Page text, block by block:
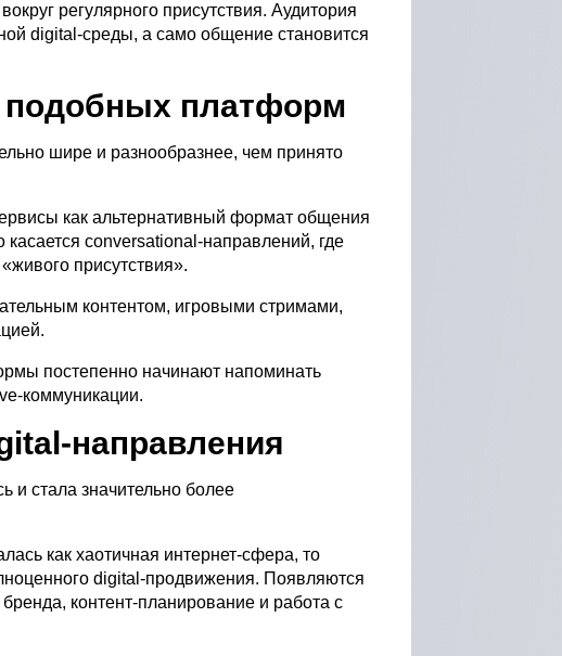
регулярного присутствия. Аудитория
digital-среды, а само общение становится
подобных платформ
шире и разнообразнее, чем принято
как альтернативный формат общения
conversational-направлений, где
присутствия».
контентом, игровыми стримами,
постепенно начинают напоминать
коммуникации.
направления
и стала значительно более
как хаотичная интернет-сфера, то
digital-продвижения. Появляются
контент-планирование и работа с